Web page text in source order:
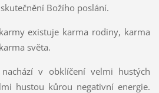
Božího poslání.
existuje karma rodiny, karma
světa.
v obklíčení velmi hustých
hustou kůrou negativní energie.